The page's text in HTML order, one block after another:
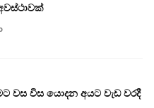
වස විස යොදන අයට වැඩ වරදී